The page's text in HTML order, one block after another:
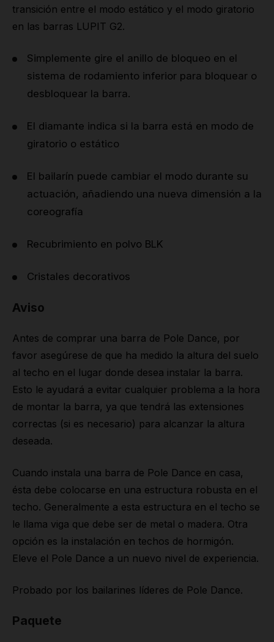
transición entre el modo estático y el modo giratorio
en las barras LUPIT G2.
Simplemente gire el anillo de bloqueo en el
sistema de rodamiento inferior para bloquear o
desbloquear la barra.
El diamante indica si la barra está en modo de
giratorio o estático
El bailarín puede cambiar el modo durante su
actuación, añadiendo una nueva dimensión a la
coreografía
Recubrimiento en polvo BLK
Cristales decorativos
Aviso
Antes de comprar una barra de Pole Dance, por
favor asegúrese de que ha medido la altura del suelo
al techo en el lugar donde desea instalar la barra.
Esto le ayudará a evitar cualquier problema a la hora
de montar la barra, ya que tendrá las extensiones
correctas (si es necesario) para alcanzar la altura
deseada.
Cuando instala una barra de Pole Dance en casa,
ésta debe colocarse en una estructura robusta en el
techo. Generalmente a esta estructura en el techo se
le llama viga que debe ser de metal o madera. Otra
opción es la instalación en techos de hormigón.
Eleve el Pole Dance a un nuevo nivel de experiencia.
Probado por los bailarines líderes de Pole Dance.
Paquete